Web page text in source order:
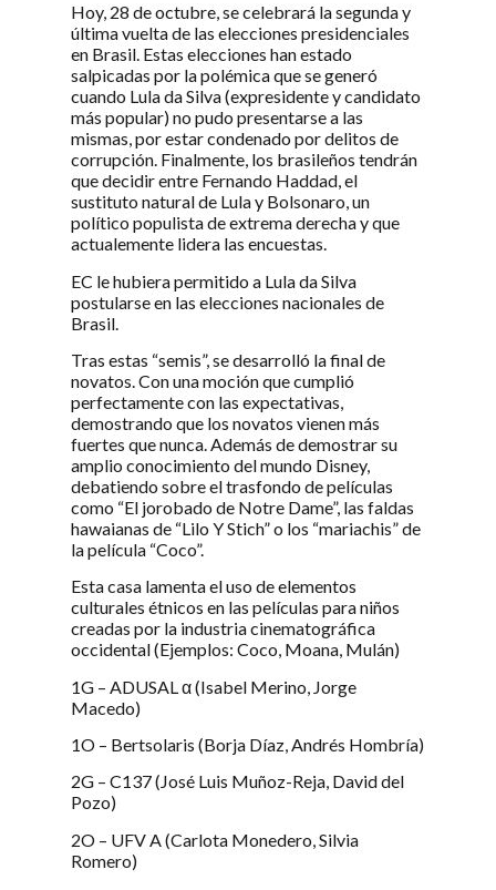
Hoy, 28 de octubre, se celebrará la segunda y
última vuelta de las elecciones presidenciales
en Brasil. Estas elecciones han estado
salpicadas por la polémica que se generó
cuando Lula da Silva (expresidente y candidato
más popular) no pudo presentarse a las
mismas, por estar condenado por delitos de
corrupción. Finalmente, los brasileños tendrán
que decidir entre Fernando Haddad, el
sustituto natural de Lula y Bolsonaro, un
político populista de extrema derecha y que
actualemente lidera las encuestas.
EC le hubiera permitido a Lula da Silva
postularse en las elecciones nacionales de
Brasil.
Tras estas “semis”, se desarrolló la final de
novatos. Con una moción que cumplió
perfectamente con las expectativas,
demostrando que los novatos vienen más
fuertes que nunca. Además de demostrar su
amplio conocimiento del mundo Disney,
debatiendo sobre el trasfondo de películas
como “El jorobado de Notre Dame”, las faldas
hawaianas de “Lilo Y Stich” o los “mariachis” de
la película “Coco”.
Esta casa lamenta el uso de elementos
culturales étnicos en las películas para niños
creadas por la industria cinematográfica
occidental (Ejemplos: Coco, Moana, Mulán)
1G – ADUSAL α (Isabel Merino, Jorge
Macedo)
1O – Bertsolaris (Borja Díaz, Andrés Hombría)
2G – C137 (José Luis Muñoz-Reja, David del
Pozo)
2O – UFV A (Carlota Monedero, Silvia
Romero)